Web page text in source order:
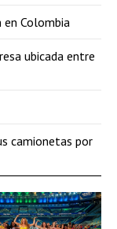
Colombia
ubicada entre
camionetas por